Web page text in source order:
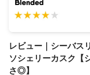
レビュー｜シーバス
ソシェリーカスク【
さ◎】